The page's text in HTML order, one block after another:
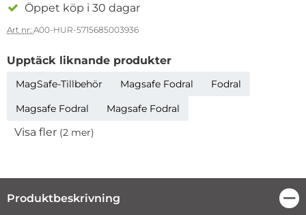
Öppet köp i 30 dagar
Art nr: A00-HUR-5715685003936
Upptäck liknande produkter
MagSafe-Tillbehör Magsafe Fodral
Fodral
Magsafe Fodral
Magsafe Fodral
Visa fler (2 mer)
Produktbeskrivning